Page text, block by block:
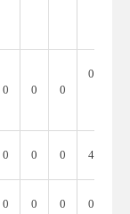
0 0 0
0
0 0 0 4
0 0 0 0